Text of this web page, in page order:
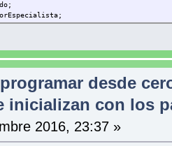
valores de los atributos
desde
inicializan con los
2016, 23:37 »